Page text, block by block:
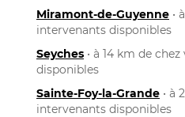
Miramont-de-Guyenne •
intervenants disponibles
Seyches • à 14 km de
disponibles
Sainte-Foy-la-Grande • à
intervenants disponibles